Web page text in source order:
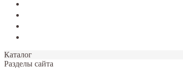
Каталог
Разделы сайта